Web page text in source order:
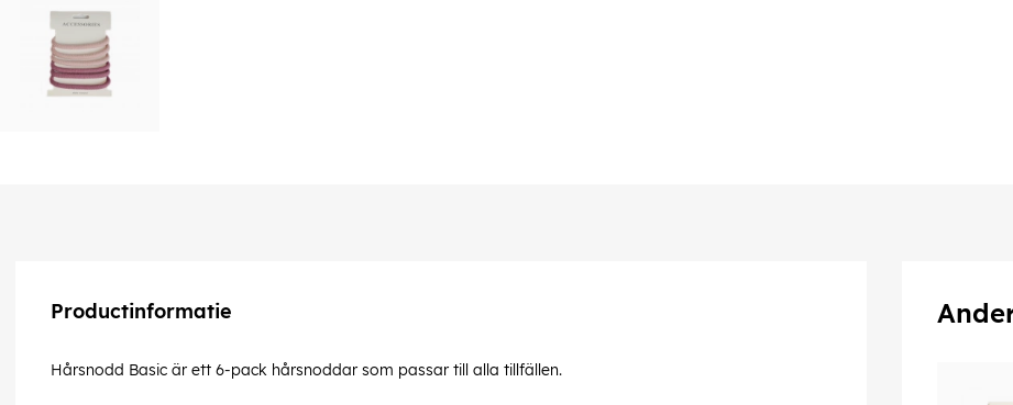
Productinformatie
Hårsnodd Basic är ett 6-pack hårsnoddar som passar till alla tillfällen.